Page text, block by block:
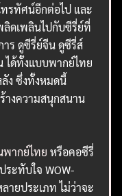
รทัศน์อีกต่อไป และ
ลิดเพลินไปกับซีรี่ย์ที่
าร ดูซีรี่ย์จีน ดูซีรี่ส์
ได้ทั้งแบบพากย์ไทย
ง ซึ่งทั้งหมดนี้
างความสนุกสนาน
ากย์ไทย หรือคอซีรี่
ะทับใจ WOW-
ายประเภท ไม่ว่าจะ